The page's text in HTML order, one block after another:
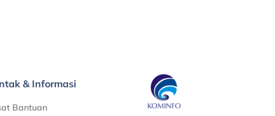
& Informasi
Bantuan